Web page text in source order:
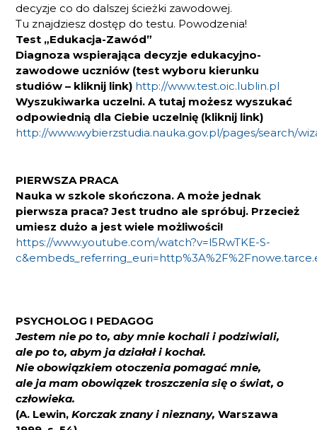
decyzje co do dalszej ścieżki zawodowej.
Tu znajdziesz dostęp do testu. Powodzenia!
Test „Edukacja-Zawód”
Diagnoza wspierająca decyzje edukacyjno-
zawodowe uczniów (test wyboru kierunku
studiów – kliknij link) http://www.test.oic.lublin.pl
Wyszukiwarka uczelni. A tutaj możesz wyszukać
odpowiednią dla Ciebie uczelnię (kliknij link)
http://www.wybierzstudia.nauka.gov.pl/pages/search/
PIERWSZA PRACA
Nauka w szkole skończona. A może jednak
pierwsza praca? Jest trudno ale spróbuj. Przecież
umiesz dużo a jest wiele możliwości!
https://www.youtube.com/watch?v=l5RwTKE-S-
PSYCHOLOG I PEDAGOG
Jestem nie po to, aby mnie kochali i podziwiali,
ale po to, abym ja działał i kochał.
Nie obowiązkiem otoczenia pomagać mnie,
ale ja mam obowiązek troszczenia się o świat, o
człowieka.
(A. Lewin, Korczak znany i nieznany, Warszawa